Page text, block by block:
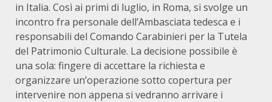
in Italia. Così ai primi di luglio, in Roma, si svolge un
incontro fra personale dell’Ambasciata tedesca e i
responsabili del Comando Carabinieri per la Tutela
del Patrimonio Culturale. La decisione possibile è
una sola: fingere di accettare la richiesta e
organizzare un’operazione sotto copertura per
intervenire non appena si vedranno arrivare i